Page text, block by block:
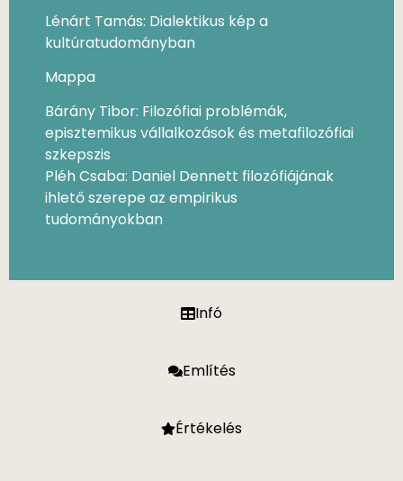
Infó
Említés
Értékelés
Lénárt Tamás: Dialektikus kép a
kultúratudományban
Mappa
Bárány Tibor: Filozófiai problémák,
episztemikus vállalkozások és metafilozófiai
szkepszis
Pléh Csaba: Daniel Dennett filozófiájának
ihlető szerepe az empirikus
tudományokban